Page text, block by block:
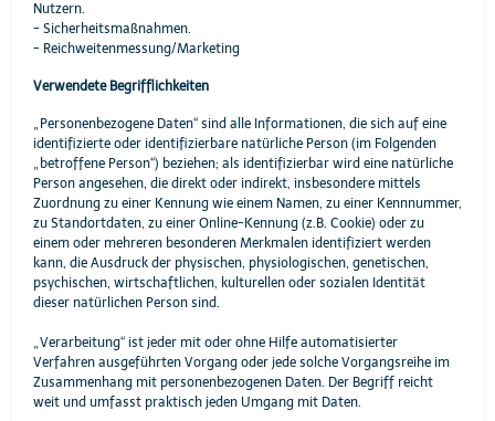
Nutzern.
- Sicherheitsmaßnahmen.
- Reichweitenmessung/Marketing
Verwendete Begrifflichkeiten
„Personenbezogene Daten“ sind alle Informationen, die sich auf eine
identifizierte oder identifizierbare natürliche Person (im Folgenden
„betroffene Person“) beziehen; als identifizierbar wird eine natürliche
Person angesehen, die direkt oder indirekt, insbesondere mittels
Zuordnung zu einer Kennung wie einem Namen, zu einer Kennnummer,
zu Standortdaten, zu einer Online-Kennung (z.B. Cookie) oder zu
einem oder mehreren besonderen Merkmalen identifiziert werden
kann, die Ausdruck der physischen, physiologischen, genetischen,
psychischen, wirtschaftlichen, kulturellen oder sozialen Identität
dieser natürlichen Person sind.
„Verarbeitung“ ist jeder mit oder ohne Hilfe automatisierter
Verfahren ausgeführten Vorgang oder jede solche Vorgangsreihe im
Zusammenhang mit personenbezogenen Daten. Der Begriff reicht
weit und umfasst praktisch jeden Umgang mit Daten.